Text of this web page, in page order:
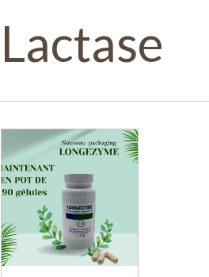
Lactase
alimentaire
permettant
d’apporter
une grande
variété